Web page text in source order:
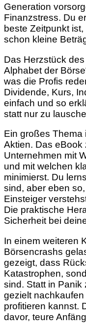
Generation
Finanzstress. Du
beste Zeitpunkt
schon kleine
Das Herzstück
Alphabet der
was die Profis
Dividende, Kurs,
einfach und so
statt nur zu
Ein großes Thema
Aktien. Das eBook
Unternehmen mit
und mit welchen
minimierst. Du
sind, aber eben
Einsteiger
Die praktische
Sicherheit bei
In einem weiteren
Börsencrashs
gezeigt, dass
Katastrophen,
sind. Statt in Panik
gezielt
profitieren kannst.
davor, teure